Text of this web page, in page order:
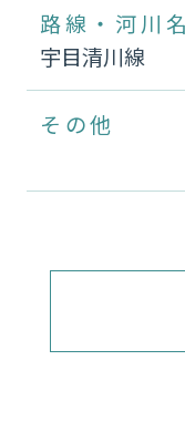
路線・河川
宇目清川線
その他